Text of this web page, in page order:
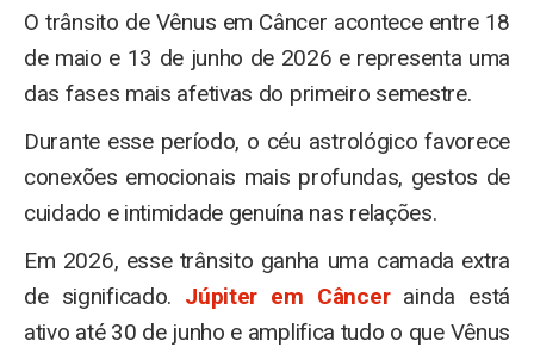
O trânsito de Vênus em Câncer acontece entre 18
de maio e 13 de junho de 2026 e representa uma
das fases mais afetivas do primeiro semestre.
Durante esse período, o céu astrológico favorece
conexões emocionais mais profundas, gestos de
cuidado e intimidade genuína nas relações.
Em 2026, esse trânsito ganha uma camada extra
de significado. Júpiter em Câncerainda está
ativo até 30 de junho e amplifica tudo o que Vênus